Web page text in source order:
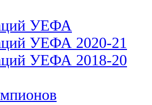
УЕФА
УЕФА 2020-21
УЕФА 2018-20